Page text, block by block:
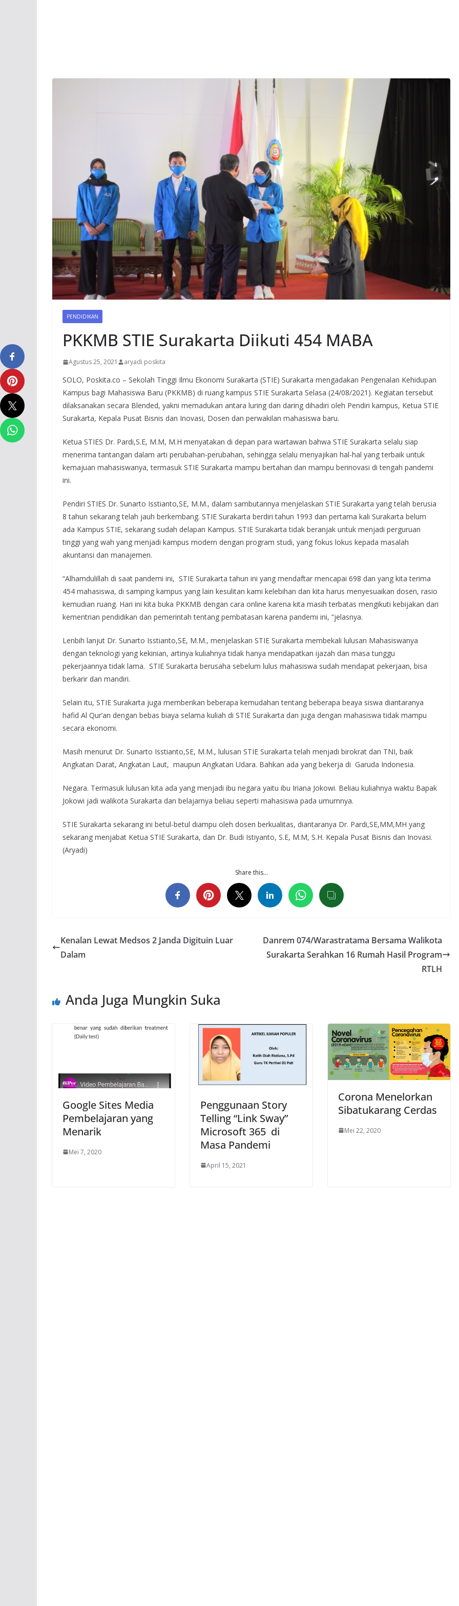
PENDIDIKAN
PKKMB STIE Surakarta Diikuti 454 MABA
Agustus 25, 2021 aryadi poskita
SOLO, Poskita.co – Sekolah Tinggi Ilmu Ekonomi Surakarta (STIE) Surakarta mengadakan Pengenalan Kehidupan
Kampus bagi Mahasiswa Baru (PKKMB) di ruang kampus STIE Surakarta Selasa (24/08/2021). Kegiatan tersebut
dilaksanakan secara Blended, yakni memadukan antara luring dan daring dihadiri oleh Pendiri kampus, Ketua STIE
Surakarta, Kepala Pusat Bisnis dan Inovasi, Dosen dan perwakilan mahasiswa baru.
Ketua STIES Dr. Pardi,S.E, M.M, M.H menyatakan di depan para wartawan bahwa STIE Surakarta selalu siap
menerima tantangan dalam arti perubahan-perubahan, sehingga selalu menyajikan hal-hal yang terbaik untuk
kemajuan mahasiswanya, termasuk STIE Surakarta mampu bertahan dan mampu berinovasi di tengah pandemi
ini.
Pendiri STIES Dr. Sunarto Isstianto,SE, M.M., dalam sambutannya menjelaskan STIE Surakarta yang telah berusia
8 tahun sekarang telah jauh berkembang. STIE Surakarta berdiri tahun 1993 dan pertama kali Surakarta belum
ada Kampus STIE, sekarang sudah delapan Kampus. STIE Surakarta tidak beranjak untuk menjadi perguruan
tinggi yang wah yang menjadi kampus modern dengan program studi, yang fokus lokus kepada masalah
akuntansi dan manajemen.
“Alhamdulillah di saat pandemi ini, STIE Surakarta tahun ini yang mendaftar mencapai 698 dan yang kita terima
454 mahasiswa, di samping kampus yang lain kesulitan kami kelebihan dan kita harus menyesuaikan dosen, rasio
kemudian ruang. Hari ini kita buka PKKMB dengan cara online karena kita masih terbatas mengikuti kebijakan dari
kementrian pendidikan dan pemerintah tentang pembatasan karena pandemi ini, “jelasnya.
Lenbih lanjut Dr. Sunarto Isstianto,SE, M.M., menjelaskan STIE Surakarta membekali lulusan Mahasiswanya
dengan teknologi yang kekinian, artinya kuliahnya tidak hanya mendapatkan ijazah dan masa tunggu
pekerjaannya tidak lama. STIE Surakarta berusaha sebelum lulus mahasiswa sudah mendapat pekerjaan, bisa
berkarir dan mandiri.
Selain itu, STIE Surakarta juga memberikan beberapa kemudahan tentang beberapa beaya siswa diantaranya
hafid Al Qur’an dengan bebas biaya selama kuliah di STIE Surakarta dan juga dengan mahasiswa tidak mampu
secara ekonomi.
Masih menurut Dr. Sunarto Isstianto,SE, M.M., lulusan STIE Surakarta telah menjadi birokrat dan TNI, baik
Angkatan Darat, Angkatan Laut, maupun Angkatan Udara. Bahkan ada yang bekerja di Garuda Indonesia.
Negara. Termasuk lulusan kita ada yang menjadi ibu negara yaitu ibu Iriana Jokowi. Beliau kuliahnya waktu Bapak
Jokowi jadi walikota Surakarta dan belajarnya beliau seperti mahasiswa pada umumnya.
STIE Surakarta sekarang ini betul-betul diampu oleh dosen berkualitas, diantaranya Dr. Pardi,SE,MM,MH yang
sekarang menjabat Ketua STIE Surakarta, dan Dr. Budi Istiyanto, S.E, M.M, S.H. Kepala Pusat Bisnis dan Inovasi.
(Aryadi)
Share this…
Kenalan Lewat Medsos 2 Janda Digituin Luar
Dalam
Danrem 074/Warastratama Bersama Walikota
Surakarta Serahkan 16 Rumah Hasil Program
RTLH
Anda Juga Mungkin Suka
Google Sites Media
Pembelajaran yang
Menarik
Mei 7, 2020
Penggunaan Story
Telling “Link Sway”
Microsoft 365 di
Masa Pandemi
April 15, 2021
Corona Menelorkan
Sibatukarang Cerdas
Mei 22, 2020